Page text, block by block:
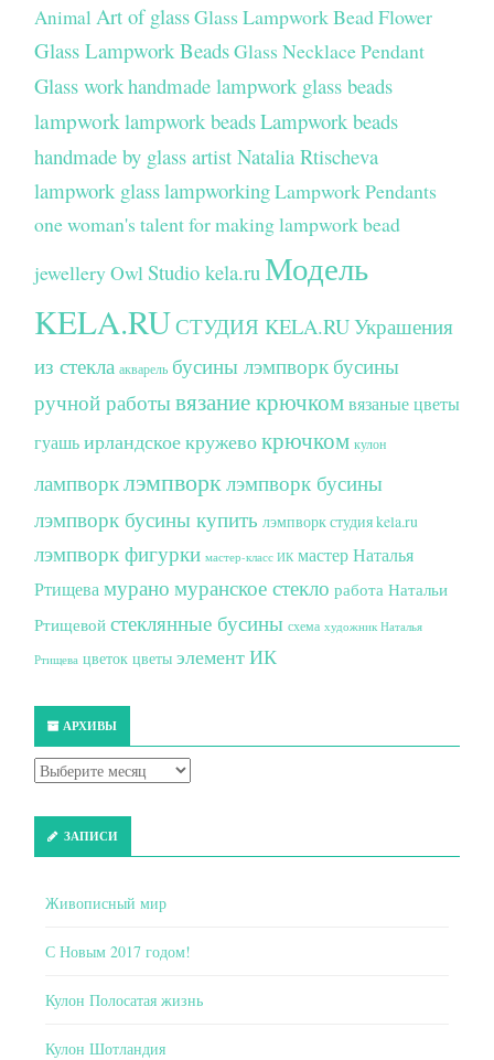
Animal Art of glassGlass Lampwork Bead Flower
Glass Lampwork BeadsGlass Necklace Pendant
Glass workhandmade lampwork glass beads
lampwork lampwork beadsLampwork beads
handmade by glass artist Natalia Rtischeva
lampwork glasslampworkingLampwork Pendants
one woman's talent for making lampwork bead
jewelleryOwlStudio kela.ru Модель
KELA.RUСТУДИЯ KELA.RUУкрашения
из стекла акварель бусины лэмпворк бусины
ручной работывязание крючкомвязаные цветы
гуашьирландское кружевокрючком кулон
лампворклэмпворк лэмпворк бусины
лэмпворк бусины купить лэмпворк студия kela.ru
лэмпворк фигурки мастер-класс ИК мастер Наталья
Ртищевамурано муранское стекло работа Натальи
Ртищевой стеклянные бусины схема художник Наталья
Ртищева цветок цветы элемент ИК
АРХИВЫ
ЗАПИСИ
Живописный мир
С Новым 2017 годом!
Кулон Полосатая жизнь
Кулон Шотландия